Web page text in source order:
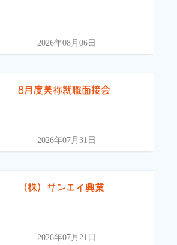
2026年08月06日
8月度美祢就職面接会
2026年07月31日
（株）サンエイ興業
2026年07月21日